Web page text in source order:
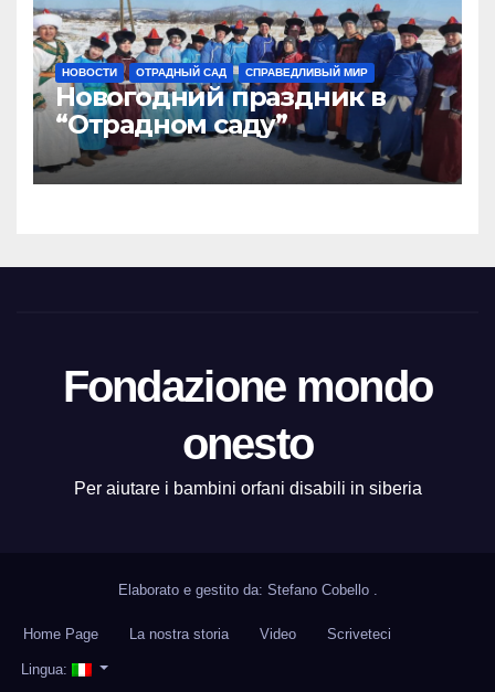
НОВОСТИ ОТРАДНЫЙ САД СПРАВЕДЛИВЫЙ МИР
Новогодний праздник в
“Отрадном саду”
Fondazione mondo
onesto
Per aiutare i bambini orfani disabili in siberia
Elaborato e gestito da: Stefano Cobello
Home Page La nostra storia Video Scriveteci
Lingua: